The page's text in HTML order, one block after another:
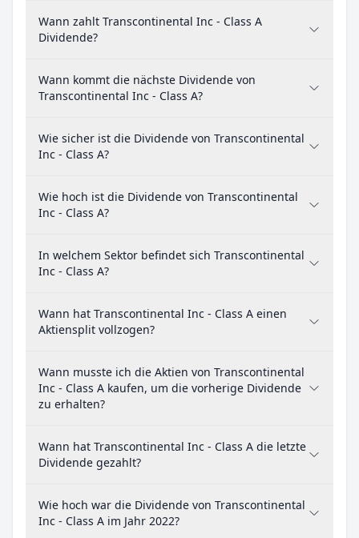
Wann zahlt Transcontinental Inc - Class A
Dividende?
Wann kommt die nächste Dividende von
Transcontinental Inc - Class A?
Wie sicher ist die Dividende von Transcontinental
Inc - Class A?
Wie hoch ist die Dividende von Transcontinental
Inc - Class A?
In welchem Sektor befindet sich Transcontinental
Inc - Class A?
Wann hat Transcontinental Inc - Class A einen
Aktiensplit vollzogen?
Wann musste ich die Aktien von Transcontinental
Inc - Class A kaufen, um die vorherige Dividende
zu erhalten?
Wann hat Transcontinental Inc - Class A die letzte
Dividende gezahlt?
Wie hoch war die Dividende von Transcontinental
Inc - Class A im Jahr 2022?